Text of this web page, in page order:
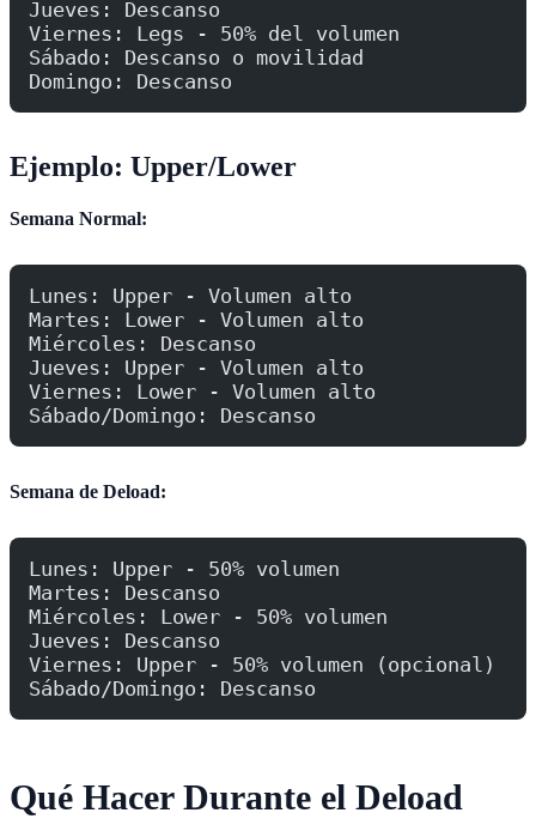
Jueves: Descanso
Viernes: Legs - 50% del volumen
Sábado: Descanso o movilidad
Domingo: Descanso
Ejemplo: Upper/Lower
Semana Normal:
Lunes: Upper - Volumen alto
Martes: Lower - Volumen alto
Miércoles: Descanso
Jueves: Upper - Volumen alto
Viernes: Lower - Volumen alto
Sábado/Domingo: Descanso
Semana de Deload:
Lunes: Upper - 50% volumen
Martes: Descanso
Miércoles: Lower - 50% volumen
Jueves: Descanso
Viernes: Upper - 50% volumen (opcional)
Sábado/Domingo: Descanso
Qué Hacer Durante el Deload